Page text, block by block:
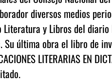
diversos medios
y Libros del diario
Su última obra el libro de
LITERARIAS EN